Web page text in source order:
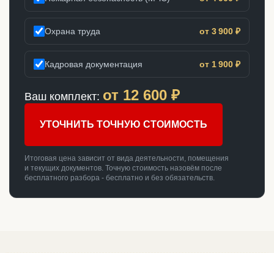
Охрана труда от 3 900 ₽
Кадровая документация от 1 900 ₽
Ваш комплект: от 12 600 ₽
УТОЧНИТЬ ТОЧНУЮ СТОИМОСТЬ
Итоговая цена зависит от вида деятельности, помещения
и текущих документов. Точную стоимость назовём после
бесплатного разбора - бесплатно и без обязательств.